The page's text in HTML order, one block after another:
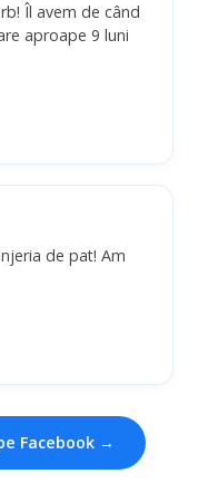
Îl avem de când
aproape 9 luni
de pat! Am
Facebook →